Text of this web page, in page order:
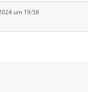
um 19:58